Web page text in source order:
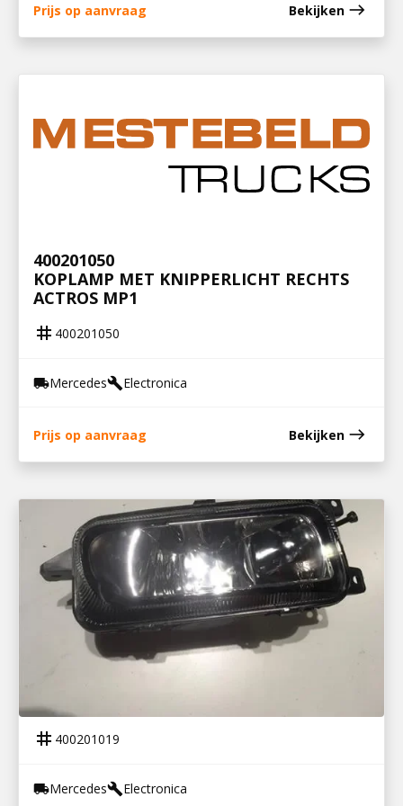
Prijs op aanvraag Bekijken east
400201050
KOPLAMP MET KNIPPERLICHT RECHTS
ACTROS MP1
tag 400201050
local_shippingMercedesbuildElectronica
Prijs op aanvraag Bekijken east
MISTLAMP RECHTS ACTROS MP2
tag 400201019
local_shippingMercedesbuildElectronica